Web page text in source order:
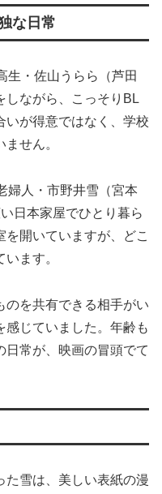
な日常
生・佐山うらら（芦田
しながら、こっそりBL
いが得意ではなく、学校
せん。
婦人・市野井雪（宮本
日本家屋でひとり暮ら
を開いていますが、どこ
ます。
のを共有できる相手がい
感じていました。年齢も
日常が、映画の冒頭でて
た雪は、美しい表紙の漫